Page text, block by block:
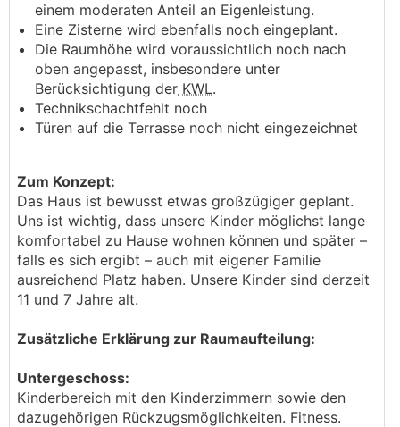
einem moderaten Anteil an Eigenleistung.
Eine Zisterne wird ebenfalls noch eingeplant.
Die Raumhöhe wird voraussichtlich noch nach
oben angepasst, insbesondere unter
Berücksichtigung der KWL.
Technikschachtfehlt noch
Türen auf die Terrasse noch nicht eingezeichnet
Zum Konzept:
Das Haus ist bewusst etwas großzügiger geplant.
Uns ist wichtig, dass unsere Kinder möglichst lange
komfortabel zu Hause wohnen können und später –
falls es sich ergibt – auch mit eigener Familie
ausreichend Platz haben. Unsere Kinder sind derzeit
11 und 7 Jahre alt.
Zusätzliche Erklärung zur Raumaufteilung:
Untergeschoss:
Kinderbereich mit den Kinderzimmern sowie den
dazugehörigen Rückzugsmöglichkeiten. Fitness.